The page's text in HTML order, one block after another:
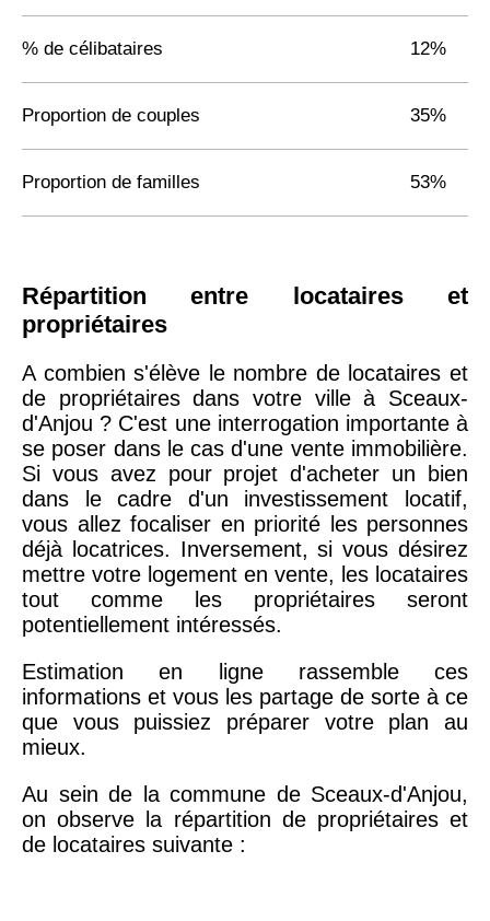
% de célibataires 12%
Proportion de couples 35%
Proportion de familles 53%
Répartition entre locataires et
propriétaires
A combien s'élève le nombre de locataires et
de propriétaires dans votre ville à Sceaux-
d'Anjou ? C'est une interrogation importante à
se poser dans le cas d'une vente immobilière.
Si vous avez pour projet d'acheter un bien
dans le cadre d'un investissement locatif,
vous allez focaliser en priorité les personnes
déjà locatrices. Inversement, si vous désirez
mettre votre logement en vente, les locataires
tout comme les propriétaires seront
potentiellement intéressés.
Estimation en ligne rassemble ces
informations et vous les partage de sorte à ce
que vous puissiez préparer votre plan au
mieux.
Au sein de la commune de Sceaux-d'Anjou,
on observe la répartition de propriétaires et
de locataires suivante :